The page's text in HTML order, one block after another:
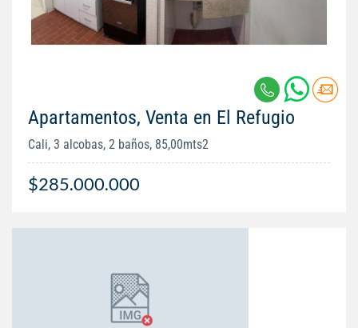
Apartamentos, Venta en El Refugio
Cali, 3 alcobas, 2 baños, 85,00mts2
$285.000.000